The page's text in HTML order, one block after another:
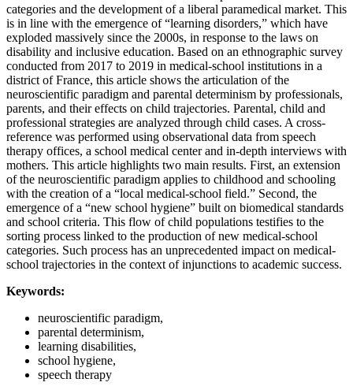
categories and the development of a liberal paramedical market. This
is in line with the emergence of “learning disorders,” which have
exploded massively since the 2000s, in response to the laws on
disability and inclusive education. Based on an ethnographic survey
conducted from 2017 to 2019 in medical-school institutions in a
district of France, this article shows the articulation of the
neuroscientific paradigm and parental determinism by professionals,
parents, and their effects on child trajectories. Parental, child and
professional strategies are analyzed through child cases. A cross-
reference was performed using observational data from speech
therapy offices, a school medical center and in-depth interviews with
mothers. This article highlights two main results. First, an extension
of the neuroscientific paradigm applies to childhood and schooling
with the creation of a “local medical-school field.” Second, the
emergence of a “new school hygiene” built on biomedical standards
and school criteria. This flow of child populations testifies to the
sorting process linked to the production of new medical-school
categories. Such process has an unprecedented impact on medical-
school trajectories in the context of injunctions to academic success.
Keywords:
neuroscientific paradigm,
parental determinism,
learning disabilities,
school hygiene,
speech therapy